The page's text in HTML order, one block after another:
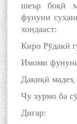
шеър боқӣ
фунуни
хондааст:
Киро Рӯдакӣ
Имоми
Дақиқӣ мадеҳ
Чу хурмо ба
Дигар: